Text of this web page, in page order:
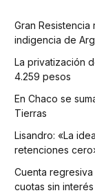
Gran
indigencia de
La privatización
4.259 pesos
En Chaco se
Tierras
Lisandro: «La
retenciones
Cuenta regresiva
cuotas sin